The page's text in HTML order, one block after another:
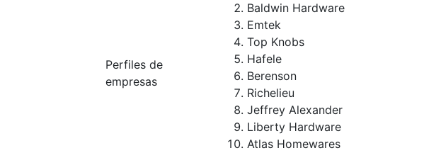
Perfiles de
empresas
Baldwin Hardware
Emtek
Top Knobs
Hafele
Berenson
Richelieu
Jeffrey Alexander
Liberty Hardware
Atlas Homewares